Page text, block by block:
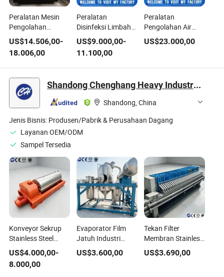
Peralatan Mesin
Pengolahan
Limbah Medis
Rumah Sakit Klinik
Sekolah/Cdc
Laboratorium Air
Limbah/Sanitasi
dengan Sistem
Sterilisasi,
Disinfeksi, dan
Filtrasi
US$14.506,00-
18.006,00
Peralatan
Disinfeksi Limbah
Medis Ramah
Lingkungan untuk
Pengolahan yang
Aman
US$9.000,00-
11.100,00
Peralatan
Pengolahan Air
Limbah
Terintegrasi
Mbr untuk Limbah
Sakit
US$23.000,00
Shandong Chenghang Heavy Industry Co., Ltd.
Shandong, China
Jenis Bisnis: Produsen/Pabrik & Perusahaan Dagang
Layanan OEM/ODM
Sampel Tersedia
Konveyor Sekrup
Stainless Steel
316L untuk Pusat
Pengolahan
Limbah Lumpur
US$4.000,00-
8.000,00
Evaporator Film
Jatuh Industri
untuk Pengolahan
Air Limbah
US$3.600,00
Tekan Filter
Membran Stainless
Steel Canggih
untuk Pengolahan
US$3.690,00